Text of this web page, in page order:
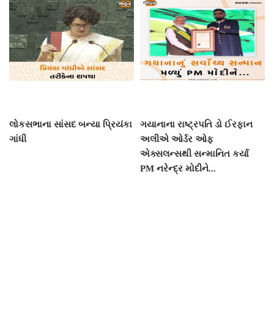
લોકસભાના સાંસદ બન્યા પ્રિયંકા
ગાંધી
ગયાનાના રાષ્ટ્રપતિ ડો ઈરફાન
અલીએ ઓર્ડર ઓફ
એક્સલન્સથી સન્માનિત કર્યા
PM નરેન્દ્ર મોદીને...